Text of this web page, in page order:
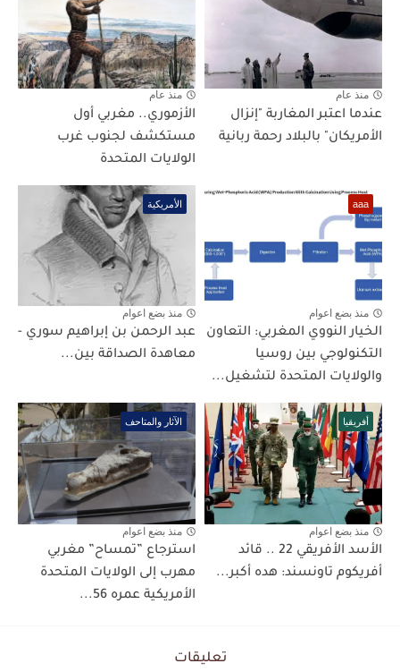
منذ عام
عندما اعتبر المغاربة "إنزال
الأمريكان" بالبلاد رحمة ربانية
منذ عام
الأزموري.. مغربي أول
مستكشف لجنوب غرب
الولايات المتحدة
aaa
منذ بضع اعوام
الخيار النووي المغربي: التعاون
التكنولوجي بين روسيا
والولايات المتحدة لتشغيل...
الأمريكية
منذ بضع اعوام
عبد الرحمن بن إبراهيم سوري -
معاهدة الصداقة بين...
أفريقيا
منذ بضع اعوام
الأسد الأفريقي 22 .. قائد
أفريكوم تاونسند: هده أكبر...
الآثار والمتاحف
منذ بضع اعوام
استرجاع ”تمساح” مغربي
مهرب إلى الولايات المتحدة
الأمريكية عمره 56...
تعليقات